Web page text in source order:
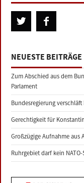
NEUESTE BEITRÄGE
Zum Abschied aus dem
Parlament
Bundesregierung
Gerechtigkeit für
Großzügige Aufnahme aus
Ruhrgebiet darf kein